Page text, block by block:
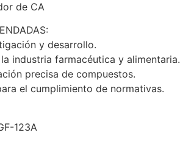
de CA
y desarrollo.
industria farmacéutica y alimentaria.
precisa de compuestos.
el cumplimiento de normativas.
123A